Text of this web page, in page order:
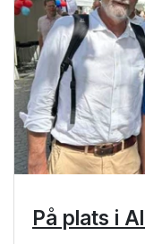
På plats i